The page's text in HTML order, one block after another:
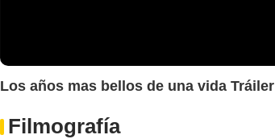
Los años mas bellos de una vida Tráiler
Filmografía